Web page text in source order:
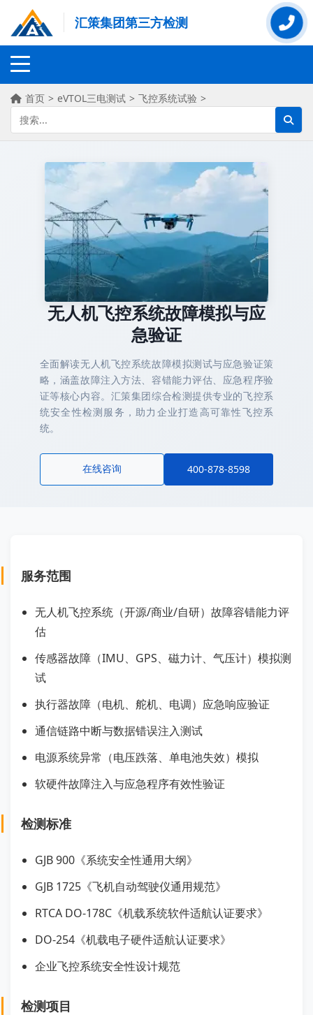
汇策集团第三方检测
首页 > eVTOL三电测试 > 飞控系统试验 >
无人机飞控系统故障模拟与应
急验证
全面解读无人机飞控系统故障模拟测试与应急验证策
略，涵盖故障注入方法、容错能力评估、应急程序验
证等核心内容。汇策集团综合检测提供专业的飞控系
统安全性检测服务，助力企业打造高可靠性飞控系
统。
在线咨询 400-878-8598
服务范围
无人机飞控系统（开源/商业/自研）故障容错能力评
估
传感器故障（IMU、GPS、磁力计、气压计）模拟测
试
执行器故障（电机、舵机、电调）应急响应验证
通信链路中断与数据错误注入测试
电源系统异常（电压跌落、单电池失效）模拟
软硬件故障注入与应急程序有效性验证
检测标准
GJB 900《系统安全性通用大纲》
GJB 1725《飞机自动驾驶仪通用规范》
RTCA DO-178C《机载系统软件适航认证要求》
DO-254《机载电子硬件适航认证要求》
企业飞控系统安全性设计规范
检测项目